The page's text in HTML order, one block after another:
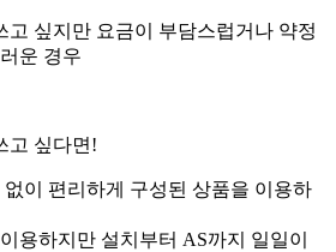
고 싶지만 요금이 부담스럽거나 약정
운 경우
고 싶다면!
이 편리하게 구성된 상품을 이용하
용하지만 설치부터 AS까지 일일이